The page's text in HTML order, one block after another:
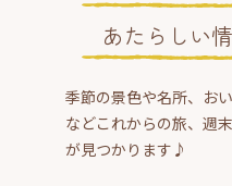
あたらしい
季節の景色や名所、お
などこれからの旅、週
が見つかります♪